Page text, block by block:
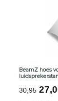
BeamZ hoes
30,95